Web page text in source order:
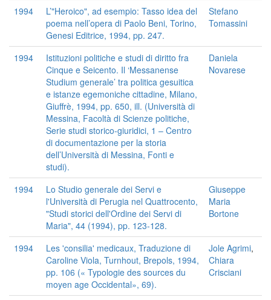
1994
L’"Heroico", ad esempio: Tasso idea del
poema nell’opera di Paolo Beni, Torino,
Genesi Editrice, 1994, pp. 247.
Stefano
Tomassini
1994
Istituzioni politiche e studi di diritto fra
Cinque e Seicento. Il ‘Messanense
Studium generale’ tra politica gesuitica
e istanze egemoniche cittadine, Milano,
Giuffrè, 1994, pp. 650, ill. (Università di
Messina, Facoltà di Scienze politiche,
Serie studi storico-giuridici, 1 – Centro
di documentazione per la storia
dell’Università di Messina, Fonti e
studi).
Daniela
Novarese
1994
Lo Studio generale dei Servi e
l'Università di Perugia nel Quattrocento,
"Studi storici dell'Ordine dei Servi di
Maria", 44 (1994), pp. 123-128.
Giuseppe
Maria
Bortone
1994
Les 'consilia' medicaux, Traduzione di
Caroline Viola, Turnhout, Brepols, 1994,
pp. 106 (« Typologie des sources du
moyen age Occidental», 69).
Jole Agrimi,
Chiara
Crisciani